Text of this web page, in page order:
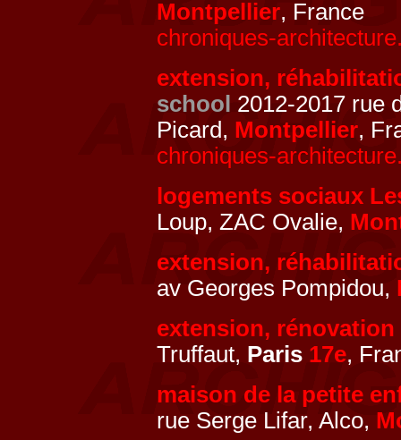
Montpellier, France
chroniques-
extension,
school 2012-2017 rue
Picard, Montpellier,
chroniques-
logements sociaux
Loup, ZAC Ovalie,
extension,
av Georges Pompidou,
extension,
Truffaut, Paris 17e,
maison de la petite
rue Serge Lifar, Alco,